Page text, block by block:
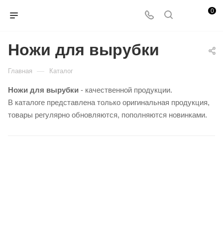
0
Ножи для вырубки
Главная — Каталог
Ножи для вырубки - качественной продукции.
В каталоге представлена только оригинальная продукция,
товары регулярно обновляются, пополняются новинками.